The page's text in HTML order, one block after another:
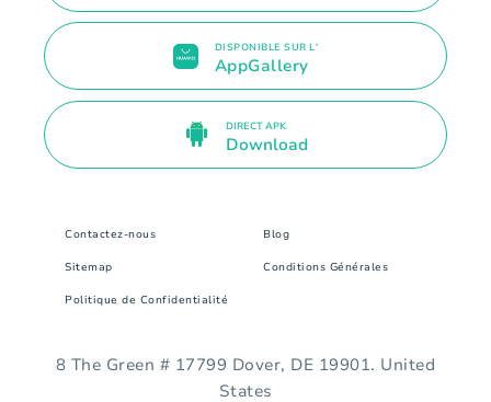
DISPONIBLE SUR L'
AppGallery
DIRECT APK
Download
Contactez-nous Blog
Sitemap Conditions Générales
Politique de Confidentialité
8 The Green # 17799 Dover, DE 19901. United
States